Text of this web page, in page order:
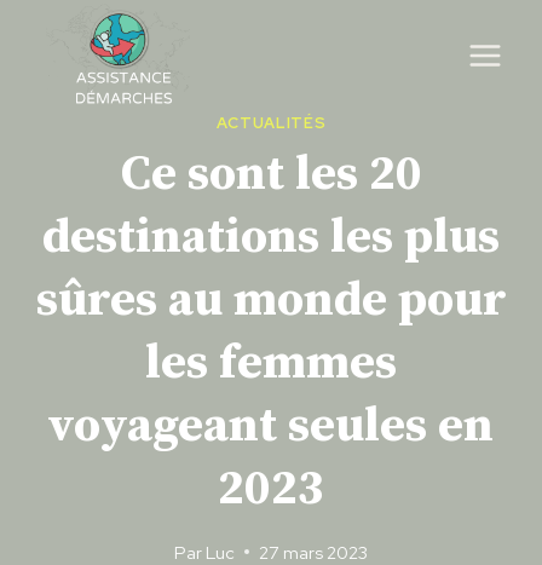
content
ACTUALITÉS
Ce sont les 20
destinations les plus
sûres au monde pour
les femmes
voyageant seules en
2023
Par Luc 27 mars 2023